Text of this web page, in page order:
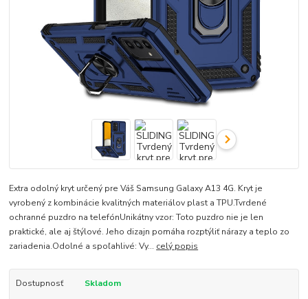
Extra odolný kryt určený pre Váš Samsung Galaxy A13 4G. Kryt je
vyrobený z kombinácie kvalitných materiálov plast a TPU.Tvrdené
ochranné puzdro na telefónUnikátny vzor: Toto puzdro nie je len
praktické, ale aj štýlové. Jeho dizajn pomáha rozptýliť nárazy a teplo zo
zariadenia.Odolné a spoľahlivé: Vy... celý popis
Dostupnosť Skladom